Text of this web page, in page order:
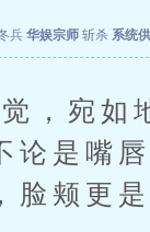
兵 华娱宗师 斩杀 系统
宛如
论是嘴
脸颊更